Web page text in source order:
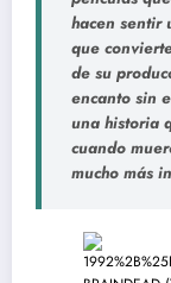
hacen sentir
que
de su
encanto sin
una historia
cuando
mucho más